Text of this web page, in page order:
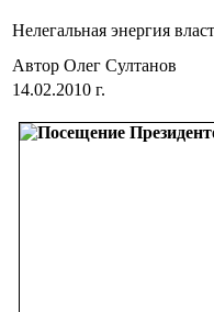
Нелегальная энергия
Автор Олег Султанов
14.02.2010 г.